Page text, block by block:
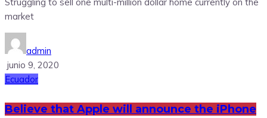
market
admin
junio 9, 2020
Ecuador
Believe that Apple will announce the iPhone